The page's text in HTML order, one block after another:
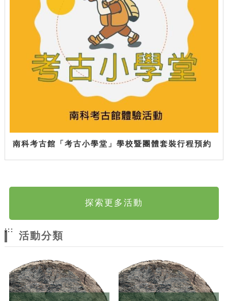
南科考古館「考古小學堂」學校暨團體套裝行程預約
探索更多活動
:::
活動分類